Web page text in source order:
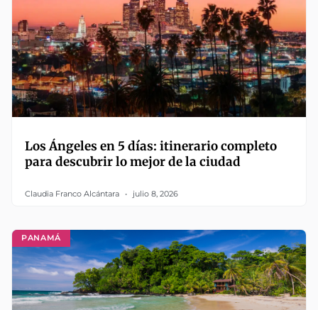
Los Ángeles en 5 días: itinerario completo
para descubrir lo mejor de la ciudad
Claudia Franco Alcántara julio 8, 2026
PANAMÁ